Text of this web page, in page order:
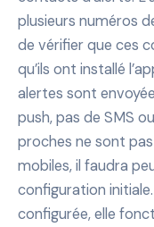
plusieurs numéros
de vérifier que ces
qu’ils ont installé
alertes sont
push, pas de SMS
proches ne sont
mobiles, il faudra
configuration
configurée, elle